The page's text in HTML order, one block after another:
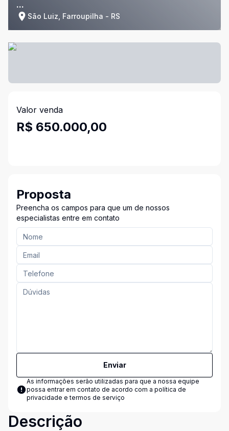
...
São Luiz, Farroupilha - RS
Valor venda
R$ 650.000,00
Proposta
Preencha os campos para que um de nossos
especialistas entre em contato
Enviar
As informações serão utilizadas para que a nossa equipe
possa entrar em contato de acordo com a política de
privacidade e termos de serviço
Descrição